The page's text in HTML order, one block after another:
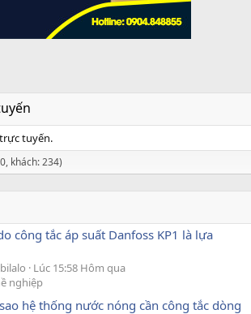
tuyến.
khách: 234)
công tắc áp suất Danfoss KP1 là lựa
Lúc 15:58 Hôm qua
nghiệp
hệ thống nước nóng cần công tắc dòng